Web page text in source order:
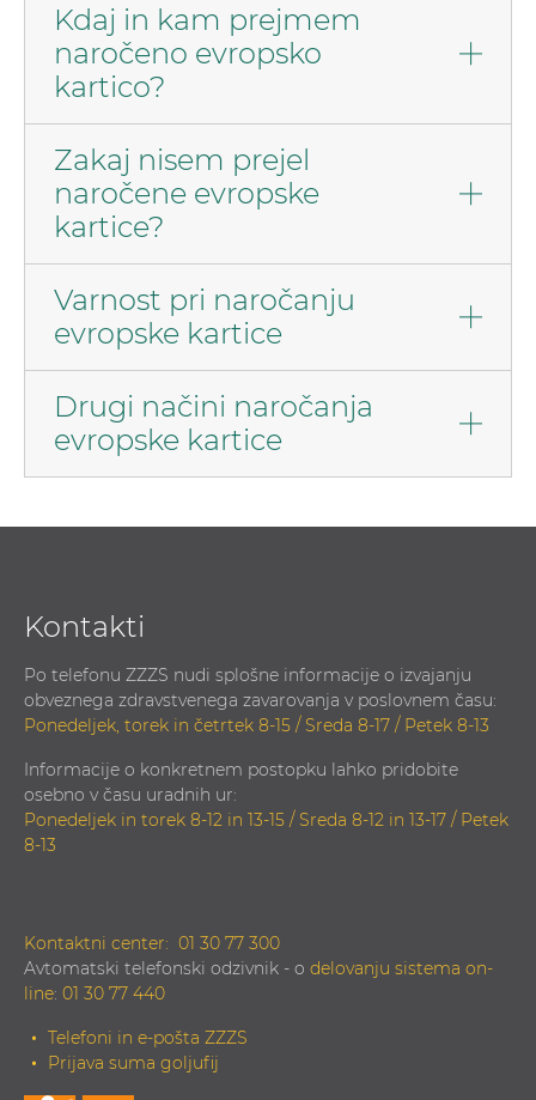
Kdaj in kam prejmem
naročeno evropsko
kartico?
Zakaj nisem prejel
naročene evropske
kartice?
Varnost pri naročanju
evropske kartice
Drugi načini naročanja
evropske kartice
Kontakti
Po telefonu ZZZS nudi splošne informacije o izvajanju
obveznega zdravstvenega zavarovanja v poslovnem času:
Ponedeljek, torek in četrtek 8-15 / Sreda 8-17 / Petek 8-13
Informacije o konkretnem postopku lahko pridobite
osebno v času uradnih ur:
Ponedeljek in torek 8-12 in 13-15 / Sreda 8-12 in 13-17 / Petek
8-13
Kontaktni center: 01 30 77 300
Avtomatski telefonski odzivnik - o delovanju sistema on-
line: 01 30 77 440
Telefoni in e-pošta ZZZS
Prijava suma goljufij